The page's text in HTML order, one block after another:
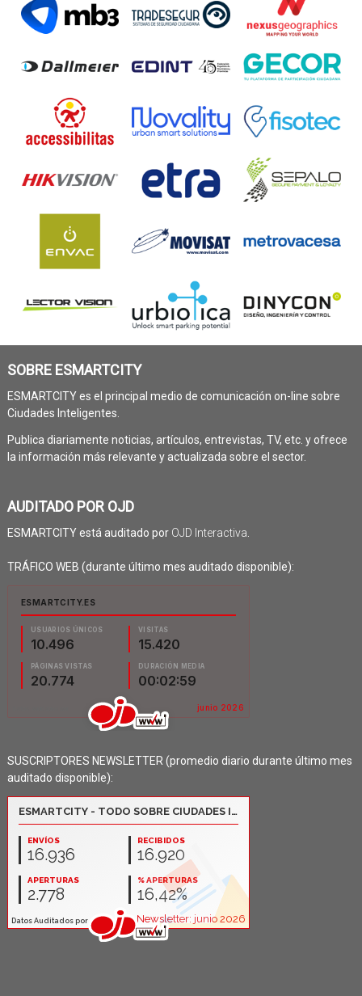
SOBRE ESMARTCITY
ESMARTCITY es el principal medio de comunicación on-line sobre
Ciudades Inteligentes.
Publica diariamente noticias, artículos, entrevistas, TV, etc. y ofrece
la información más relevante y actualizada sobre el sector.
AUDITADO POR OJD
ESMARTCITY está auditado por OJD Interactiva
TRÁFICO WEB (durante último mes auditado disponible):
SUSCRIPTORES NEWSLETTER (promedio diario durante último mes
auditado disponible):